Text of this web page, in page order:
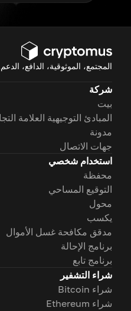
المجتمع، الموثوقية، الدافع،
شركة
بيت
المبادئ التوجيهية العلامة
مدونة
جهات الاتصال
استخدام شخصي
محفظة
التوقيع المساحي
محول
يكسب
مدقق مكافحة غسل الأموال
برنامج الإحالة
برنامج تابع
شراء التشفير
شراء Bitcoin
شراء Ethereum